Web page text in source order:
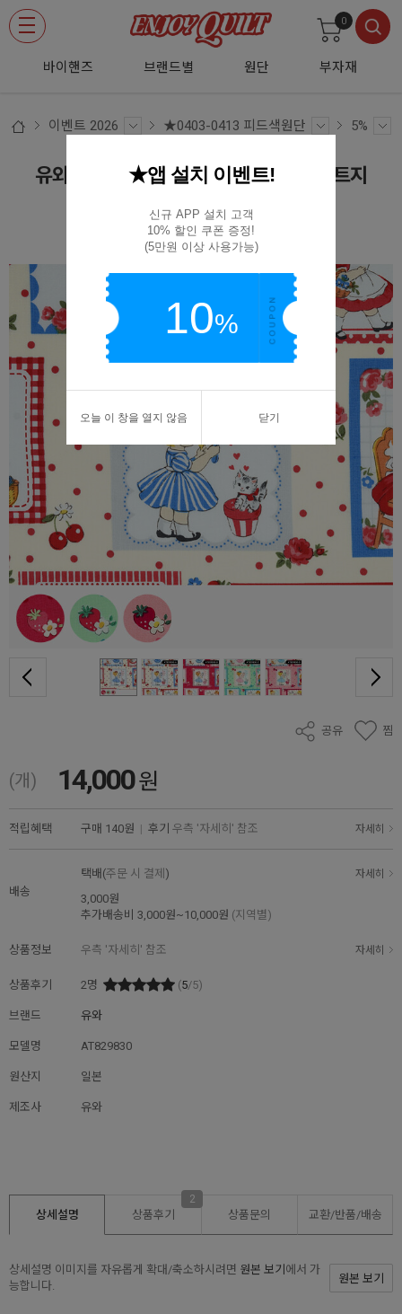
바이핸즈 브랜드별 원단 부자재
0
이벤트 2026 ★0403-0413 피드색원단 5%
유와 마츠야마 아츠코 런 런 걸스 카드 커트지
AT829830
공유 찜
(개) 14,000원
적립혜택 구매 140원 | 후기 우측 '자세히' 참조 자세히
배송
택배(주문 시 결제 ) 자세히
3,000원
추가배송비 3,000원~10,000원 (지역별)
상품정보 우측 '자세히' 참조 자세히
상품후기 2명 (5/5)
브랜드 유와
모델명 AT829830
원산지 일본
제조사 유와
상세설명 상품후기
2
상품문의 교환/반품/배송
상세설명 이미지를 자유롭게 확대/축소하시려면 원본 보기 에서 가
능합니다.
원본 보기
★앱 설치 이벤트!
신규 APP 설치 고객
10% 할인 쿠폰 증정!
(5만원 이상 사용가능)
10%
오늘 이 창을 열지 않음 닫기